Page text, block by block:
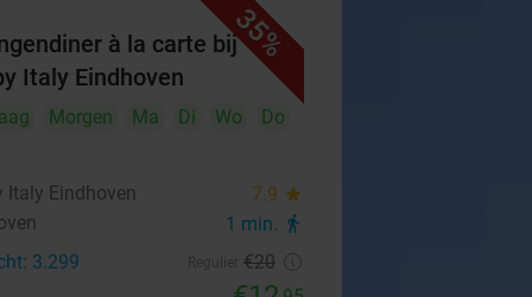
35%
à la carte bij
Italy Eindhoven
Morgen Ma Di Wo
Do
Italy Eindhoven
7.9 star
1 min. directions_walk
3.299 €20